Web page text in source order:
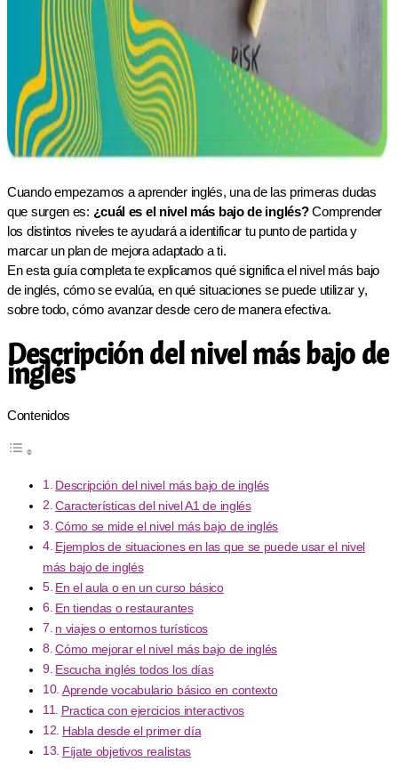
Cuando empezamos a aprender inglés, una de las primeras dudas
que surgen es: ¿cuál es el nivel más bajo de inglés?Comprender
los distintos niveles te ayudará a identificar tu punto de partida y
marcar un plan de mejora adaptado a ti.
En esta guía completa te explicamos qué significa el nivel más bajo
de inglés, cómo se evalúa, en qué situaciones se puede utilizar y,
sobre todo, cómo avanzar desde cero de manera efectiva.
Descripción del nivel más bajo de
inglés
Contenidos
Descripción del nivel más bajo de inglés
Características del nivel A1 de inglés
Cómo se mide el nivel más bajo de inglés
Ejemplos de situaciones en las que se puede usar el nivel
más bajo de inglés
En el aula o en un curso básico
En tiendas o restaurantes
n viajes o entornos turísticos
Cómo mejorar el nivel más bajo de inglés
Escucha inglés todos los días
Aprende vocabulario básico en contexto
Practica con ejercicios interactivos
Habla desde el primer día
Fíjate objetivos realistas